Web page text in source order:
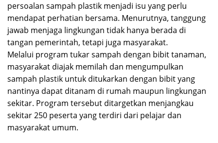
persoalan sampah plastik menjadi isu yang perlu
mendapat perhatian bersama. Menurutnya, tanggung
jawab menjaga lingkungan tidak hanya berada di
tangan pemerintah, tetapi juga masyarakat.
Melalui program tukar sampah dengan bibit tanaman,
masyarakat diajak memilah dan mengumpulkan
sampah plastik untuk ditukarkan dengan bibit yang
nantinya dapat ditanam di rumah maupun lingkungan
sekitar. Program tersebut ditargetkan menjangkau
sekitar 250 peserta yang terdiri dari pelajar dan
masyarakat umum.